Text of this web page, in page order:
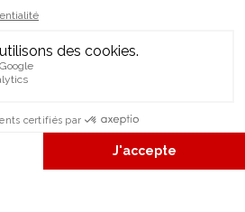
Commandes
Avoirs
Adresses
de réduction